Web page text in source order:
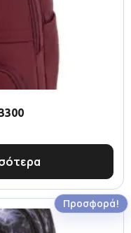
Προσφορά!